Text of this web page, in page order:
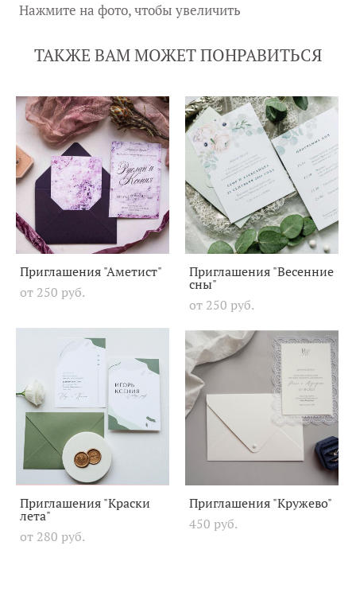
Нажмите на фото, чтобы увеличить
ТАКЖЕ ВАМ МОЖЕТ ПОНРАВИТЬСЯ
Приглашения "Аметист"
от 250 pуб.
Приглашения "Весенние
сны"
от 250 pуб.
Приглашения "Краски
лета"
от 280 pуб.
Приглашения "Кружево"
450 pуб.